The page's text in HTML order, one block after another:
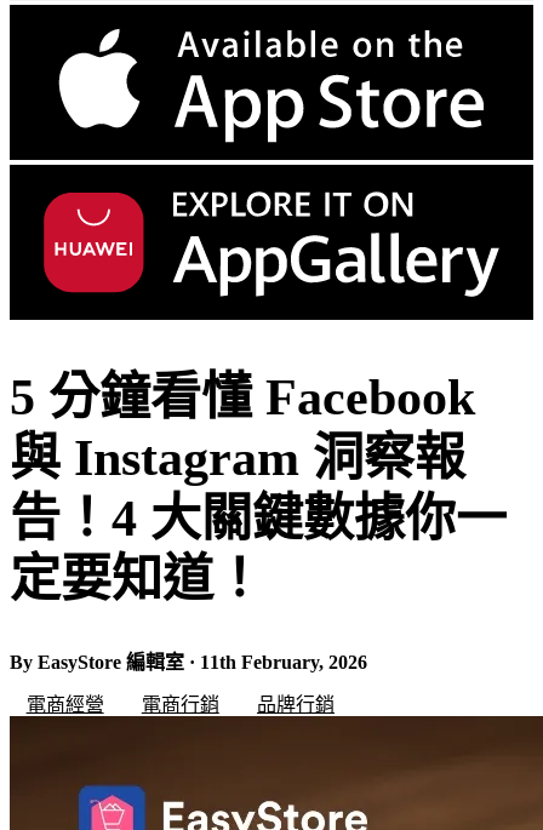
5 分鐘看懂 Facebook
與 Instagram 洞察報
告！4 大關鍵數據你一
定要知道！
By EasyStore 編輯室 · 11th February, 2026
電商經營 電商行銷 品牌行銷